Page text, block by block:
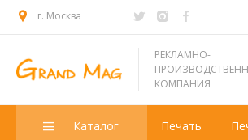
г. Москва
РЕКЛАМНО-
КОМПАНИЯ
Каталог Печать